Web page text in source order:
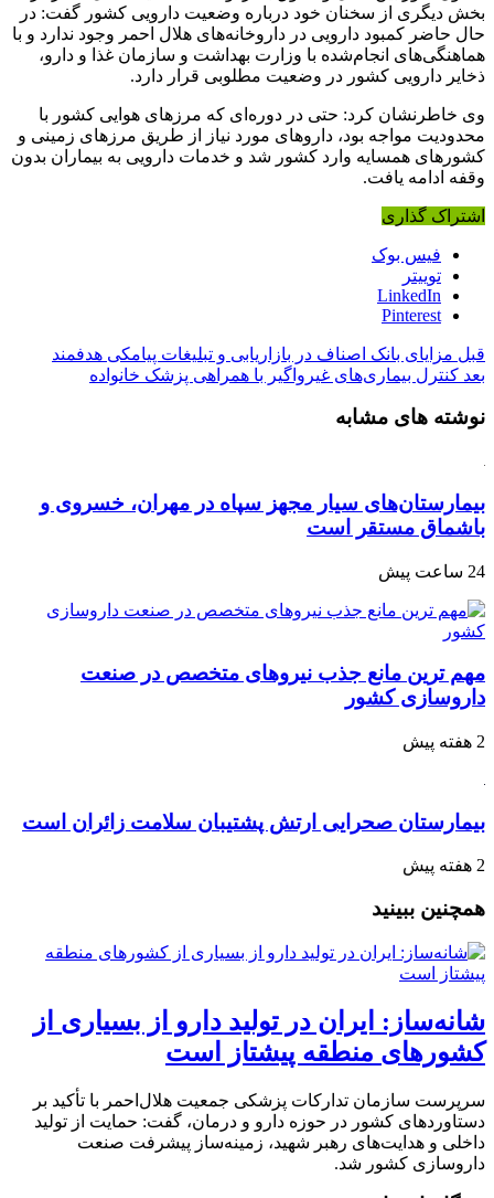
بخش دیگری از سخنان خود درباره وضعیت دارویی کشور گفت: در
حال حاضر کمبود دارویی در داروخانه‌های هلال احمر وجود ندارد و با
هماهنگی‌های انجام‌شده با وزارت بهداشت و سازمان غذا و دارو،
ذخایر دارویی کشور در وضعیت مطلوبی قرار دارد.
وی خاطرنشان کرد: حتی در دوره‌ای که مرزهای هوایی کشور با
محدودیت مواجه بود، داروهای مورد نیاز از طریق مرزهای زمینی و
کشورهای همسایه وارد کشور شد و خدمات دارویی به بیماران بدون
وقفه ادامه یافت.
اشتراک گذاری
فیس بوک
توییتر
LinkedIn
Pinterest
قبل مزایای بانک اصناف در بازاریابی و تبلیغات پیامکی هدفمند
بعد کنترل بیماری‌های غیرواگیر با همراهی پزشک خانواده
نوشته های مشابه
بیمارستان‌های سیار مجهز سپاه در مهران، خسروی و
باشماق مستقر است
24 ساعت پیش
مهم ترین مانع جذب نیروهای متخصص در صنعت
داروسازی کشور
2 هفته پیش
بیمارستان صحرایی ارتش پشتیبان سلامت زائران است
2 هفته پیش
همچنین ببینید
شانه‌ساز: ایران در تولید دارو از بسیاری از
کشورهای منطقه پیشتاز است
سرپرست سازمان تدارکات پزشکی جمعیت هلال‌احمر با تأکید بر
دستاوردهای کشور در حوزه دارو و درمان، گفت: حمایت از تولید
داخلی و هدایت‌های رهبر شهید، زمینه‌ساز پیشرفت صنعت
داروسازی کشور شد.